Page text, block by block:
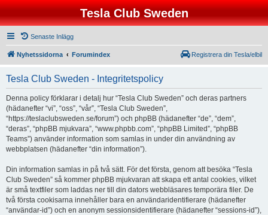
Tesla Club Sweden
Senaste Inlägg
Nyhetssidorna Forumindex Registrera din Tesla/elbil
Tesla Club Sweden - Integritetspolicy
Denna policy förklarar i detalj hur “Tesla Club Sweden” och deras partners
(hädanefter “vi”, “oss”, “vår”, “Tesla Club Sweden”,
“https://teslaclubsweden.se/forum”) och phpBB (hädanefter “de”, “dem”,
“deras”, “phpBB mjukvara”, “www.phpbb.com”, “phpBB Limited”, “phpBB
Teams”) använder information som samlas in under din användning av
webbplatsen (hädanefter “din information”).
Din information samlas in på två sätt. För det första, genom att besöka “Tesla
Club Sweden” så kommer phpBB mjukvaran att skapa ett antal cookies, vilket
är små textfiler som laddas ner till din dators webbläsares temporära filer. De
två första cookisarna innehåller bara en användaridentifierare (hädanefter
“användar-id”) och en anonym sessionsidentifierare (hädanefter “sessions-id”),